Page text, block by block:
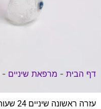
דף הבית - מרפאת שיניים -
עזרה ראשונה שיניים 24 שעות –